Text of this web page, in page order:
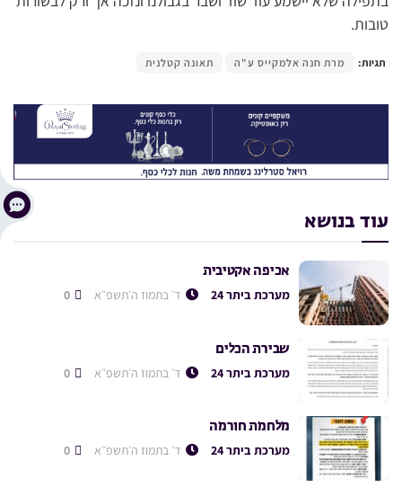
טובות.
תגיות: מרת חנה אלמקייס ע"ה תאונה קטלנית
עוד בנושא
אכיפה אקטיבית
מערכת ביתר 24 ד׳ בתמוז ה׳תשפ״א
שבירת הכלים
מערכת ביתר 24 ד׳ בתמוז ה׳תשפ״א
מלחמת חורמה
מערכת ביתר 24 ד׳ בתמוז ה׳תשפ״א